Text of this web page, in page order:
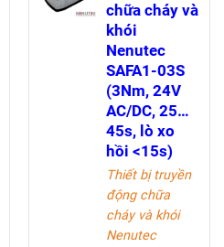
chữa cháy và
khói
Nenutec
SAFA1-03S
(3Nm, 24V
AC/DC, 25…
45s, lò xo
hồi <15s)
Thiết bị truyền
động chữa
cháy và khói
Nenutec